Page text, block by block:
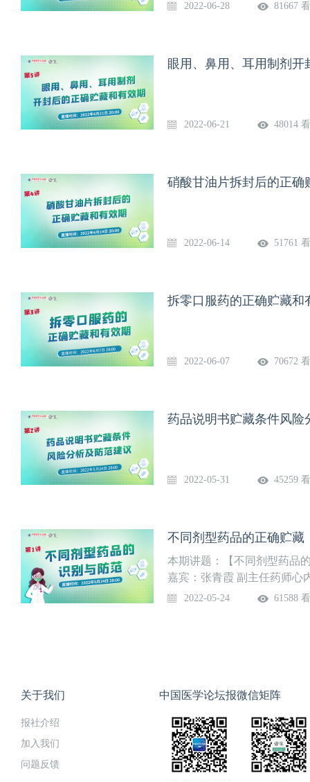
2022-06-28 81667
眼用、鼻用、耳用制剂
2022-06-21 48014
硝酸甘油片拆封后的正确
2022-06-14 51761
拆零口服药的正确贮藏和
2022-06-07 70672
药品说明书贮藏条件风险
2022-05-31 45259
不同剂型药品的正确贮藏
本期讲题：【不同剂型药品
嘉宾：张青霞 副主任药师心
市职工技术协会“高技能人
员北京药师协会药物治疗管
2022-05-24 61588
关于我们
报社介绍
加入我们
问题反馈
中国医学论坛报微信矩阵